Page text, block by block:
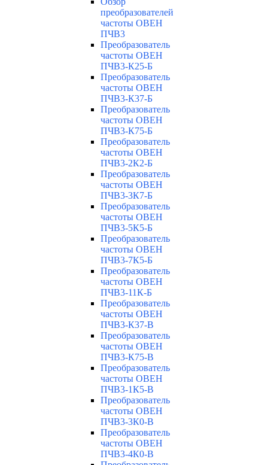
преобразователей
частоты ОВЕН
ПЧВ3
Преобразователь
частоты ОВЕН
ПЧВ3-К25-Б
Преобразователь
частоты ОВЕН
ПЧВ3-К37-Б
Преобразователь
частоты ОВЕН
ПЧВ3-К75-Б
Преобразователь
частоты ОВЕН
ПЧВ3-2К2-Б
Преобразователь
частоты ОВЕН
ПЧВ3-3К7-Б
Преобразователь
частоты ОВЕН
ПЧВ3-5К5-Б
Преобразователь
частоты ОВЕН
ПЧВ3-7К5-Б
Преобразователь
частоты ОВЕН
ПЧВ3-11К-Б
Преобразователь
частоты ОВЕН
ПЧВ3-К37-В
Преобразователь
частоты ОВЕН
ПЧВ3-К75-В
Преобразователь
частоты ОВЕН
ПЧВ3-1К5-В
Преобразователь
частоты ОВЕН
ПЧВ3-3К0-В
Преобразователь
частоты ОВЕН
ПЧВ3-4К0-В